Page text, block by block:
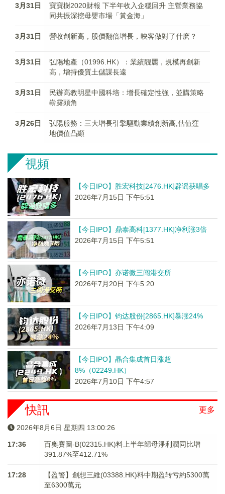
3月31日
寶寶樹2020財報 下半年收入企穩回升 主營業務協
同共振深挖母嬰市場「黃金海」
3月31日 營收創新高，股價翻倍增長，映客做對了什麽？
3月31日
弘陽地產（01996.HK）：業績靓麗，規模再創新
高，增持優質土儲謀長遠
3月31日
民辦高教明星中國科培：增長確定性強，並購策略
嶄露頭角
3月26日
弘陽服務：三大增長引擎驅動業績創新高,估值窪
地價值凸顯
視頻
【今日IPO】胜宏科技[2476.HK]辟谣获唱多
2026年7月15日 下午5:51
【今日IPO】鼎泰高科[1377.HK]净利涨3倍
2026年7月15日 下午5:51
【今日IPO】亦诺微三闯港交所
2026年7月20日 下午5:20
【今日IPO】钧达股份[2865.HK]暴涨24%
2026年7月13日 下午4:09
【今日IPO】晶合集成首日涨超
8%（02249.HK）
2026年7月10日 下午4:57
更多
快訊
2026年8月6日 星期四 13:00:26
17:36
百奧賽圖-B(02315.HK)料上半年歸母淨利潤同比增
391.87%至412.71%
17:28
【盈警】創想三維(03388.HK)料中期盈转亏約5300萬
至6300萬元